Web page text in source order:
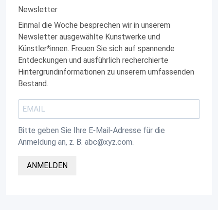
Newsletter
Einmal die Woche besprechen wir in unserem
Newsletter ausgewählte Kunstwerke und
Künstler*innen. Freuen Sie sich auf spannende
Entdeckungen und ausführlich recherchierte
Hintergrundinformationen zu unserem umfassenden
Bestand.
Bitte geben Sie Ihre E-Mail-Adresse für die
Anmeldung an, z. B. abc@xyz.com.
ANMELDEN